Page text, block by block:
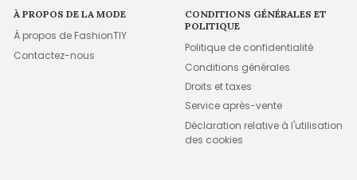
À PROPOS DE LA MODE
À propos de FashionTIY
Contactez-nous
CONDITIONS GÉNÉRALES ET
POLITIQUE
Politique de confidentialité
Conditions générales
Droits et taxes
Service après-vente
Déclaration relative à l'utilisation
des cookies